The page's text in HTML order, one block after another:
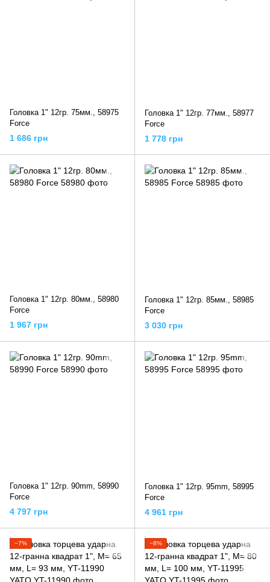
Головка 1" 12гр. 75мм., 58975
Force
1 686 грн
Головка 1" 12гр. 77мм., 58977
Force
1 778 грн
Головка 1" 12гр. 80мм., 58980
Force
1 967 грн
Головка 1" 12гр. 85мм., 58985
Force
3 030 грн
Головка 1" 12гр. 90mm, 58990
Force
4 797 грн
Головка 1" 12гр. 95mm, 58995
Force
4 961 грн
−7% −8%